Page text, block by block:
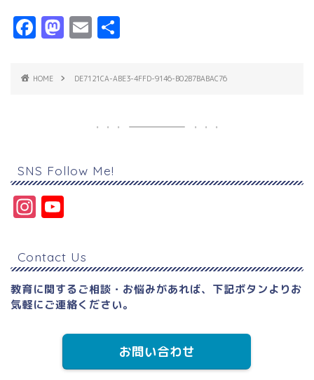
F
c
o
k
M
s
o
n
E
ai
HOME DE7121CA-ABE3-4FFD-9146-B02B7BABAC76
SNS Follow Me!
In
t
a
g
r
u
T
u
b
e
C
Contact Us
教育に関するご相談・お悩みがあれば、下記ボタンよりお
気軽にご連絡ください。
お問い合わせ